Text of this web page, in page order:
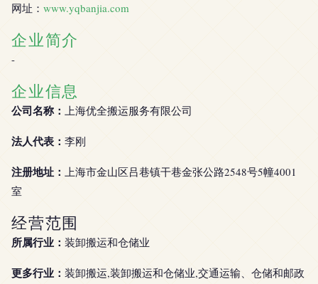
网址： www.yqbanjia.com
企业简介
-
企业信息
公司名称： 上海优全搬运服务有限公司
法人代表： 李刚
注册地址： 上海市金山区吕巷镇干巷金张公路2548号5幢4001
室
经营范围
所属行业： 装卸搬运和仓储业
更多行业： 装卸搬运,装卸搬运和仓储业,交通运输、仓储和邮政